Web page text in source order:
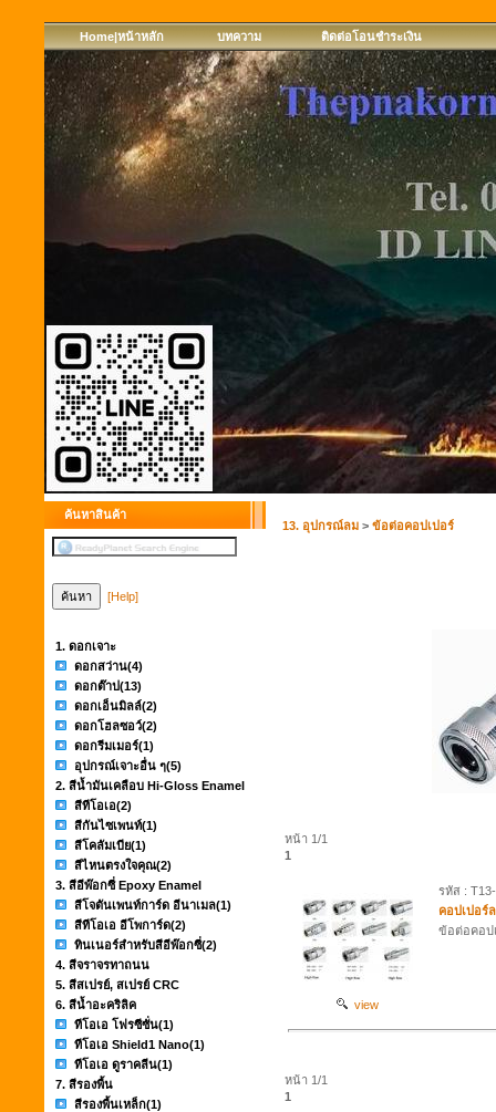
Home|หน้าหลัก บทความ ติดต่อโอนชำระเงิน
ค้นหาสินค้า
[Help]
1. ดอกเจาะ
ดอกสว่าน(4)
ดอกต๊าป(13)
ดอกเอ็นมิลล์(2)
ดอกโฮลซอว์(2)
ดอกรีมเมอร์(1)
อุปกรณ์เจาะอื่น ๆ(5)
2. สีน้ำมันเคลือบ Hi-Gloss Enamel
สีทีโอเอ(2)
สีกันไซเพนท์(1)
สีโคลัมเบีย(1)
สีไหนตรงใจคุณ(2)
3. สีอีพ๊อกซี่ Epoxy Enamel
สีโจตันเพนท์การ์ด อีนาเมล(1)
สีทีโอเอ อีโพการ์ด(2)
ทินเนอร์สำหรับสีอีพ๊อกซี่(2)
4. สีจราจรทาถนน
5. สีสเปรย์, สเปรย์ CRC
6. สีน้ำอะคริลิค
ทีโอเอ โฟรซีซั่น(1)
ทีโอเอ Shield1 Nano(1)
ทีโอเอ ดูราคลีน(1)
7. สีรองพื้น
สีรองพื้นเหล็ก(1)
13. อุปกรณ์ลม > ข้อต่อคอปเปอร์
หน้า 1/1
1
view
รหัส :
คอปเปอร์
ข้อต่อคอป
หน้า 1/1
1